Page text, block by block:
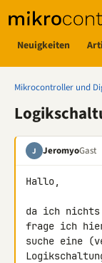
Neuigkeiten
Mikrocontroller und
J JeromyoGast
Hallo,
da ich nichts
frage ich
suche eine